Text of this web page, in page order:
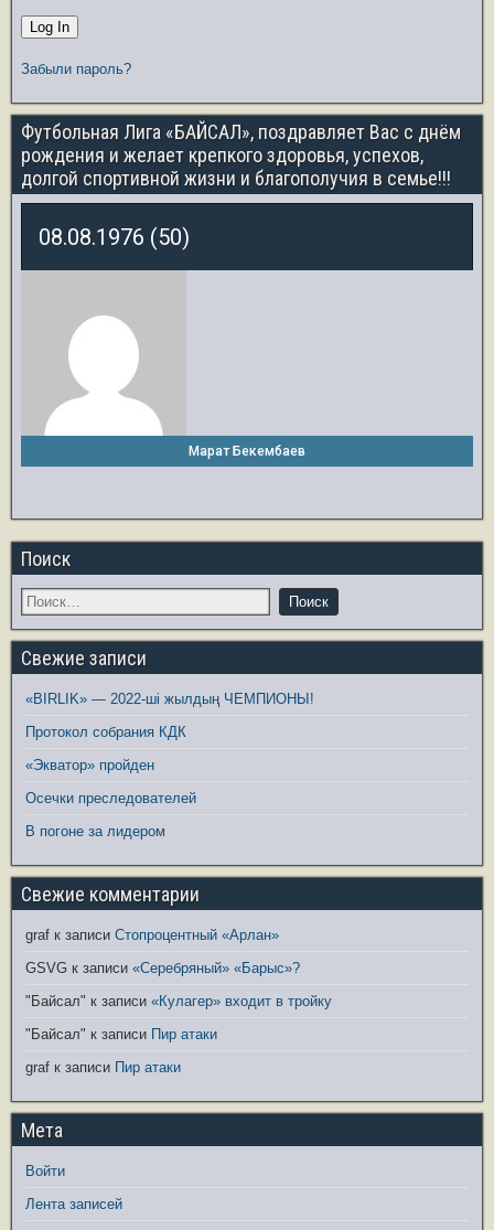
Забыли пароль?
Футбольная Лига «БАЙСАЛ», поздравляет Вас с днём
рождения и желает крепкого здоровья, успехов,
долгой спортивной жизни и благополучия в семье!!!
08.08.1976 (50)
Марат Бекембаев
Поиск
Свежие записи
«BIRLIK» — 2022-ші жылдың ЧЕМПИОНЫ!
Протокол собрания КДК
«Экватор» пройден
Осечки преследователей
В погоне за лидером
Свежие комментарии
graf к записи Стопроцентный «Арлан»
GSVG к записи «Серебряный» «Барыс»?
"Байсал" к записи «Кулагер» входит в тройку
"Байсал" к записи Пир атаки
graf к записи Пир атаки
Мета
Войти
Лента записей